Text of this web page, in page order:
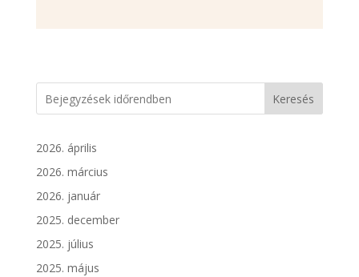
Keresés
2026. április
2026. március
2026. január
2025. december
2025. július
2025. május